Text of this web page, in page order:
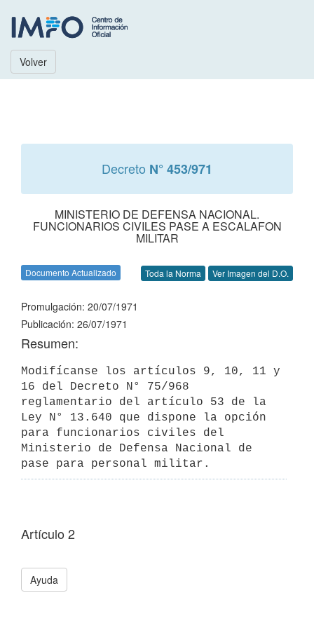
Volver
Decreto N° 453/971
MINISTERIO DE DEFENSA NACIONAL.
FUNCIONARIOS CIVILES PASE A ESCALAFON
MILITAR
Documento Actualizado Toda la Norma Ver Imagen del D.O.
Promulgación: 20/07/1971
Publicación: 26/07/1971
Resumen:
Modifícanse los artículos 9, 10, 11 y
16 del Decreto N° 75/968
reglamentario del artículo 53 de la
Ley N° 13.640 que dispone la opción
para funcionarios civiles del
Ministerio de Defensa Nacional de
pase para personal militar.
Artículo 2
Ayuda